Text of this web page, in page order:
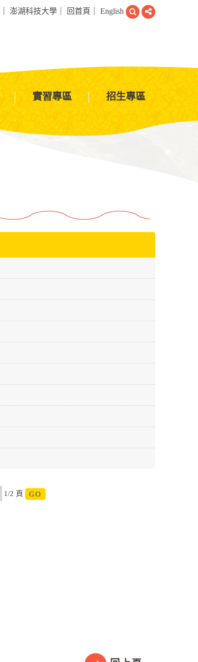
澎湖科技大學 回首頁 English
搜
尋
分
實習專區 招生專區
1/2 頁